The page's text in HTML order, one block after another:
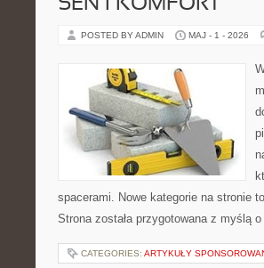
SEN I KOMFORT
POSTED BY ADMIN MAJ - 1 - 2026
spacerami. Nowe kategorie na stronie
Strona została przygotowana z myślą
CATEGORIES: ARTYKUŁY